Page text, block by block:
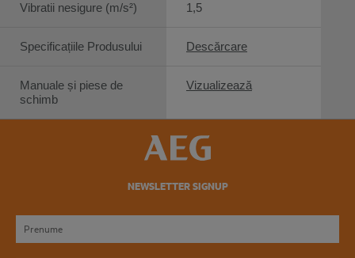
Vibratii nesigure (m/s²)
Specificațiile Produsului
Manuale și piese de
schimb
1,5
Descărcare
Vizualizează
NEWSLETTER SIGNUP